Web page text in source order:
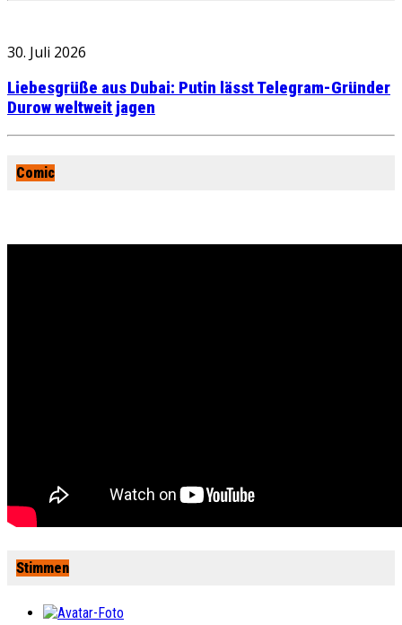
30. Juli 2026
Liebesgrüße aus Dubai: Putin lässt Telegram-Gründer
Durow weltweit jagen
Comic
Stimmen